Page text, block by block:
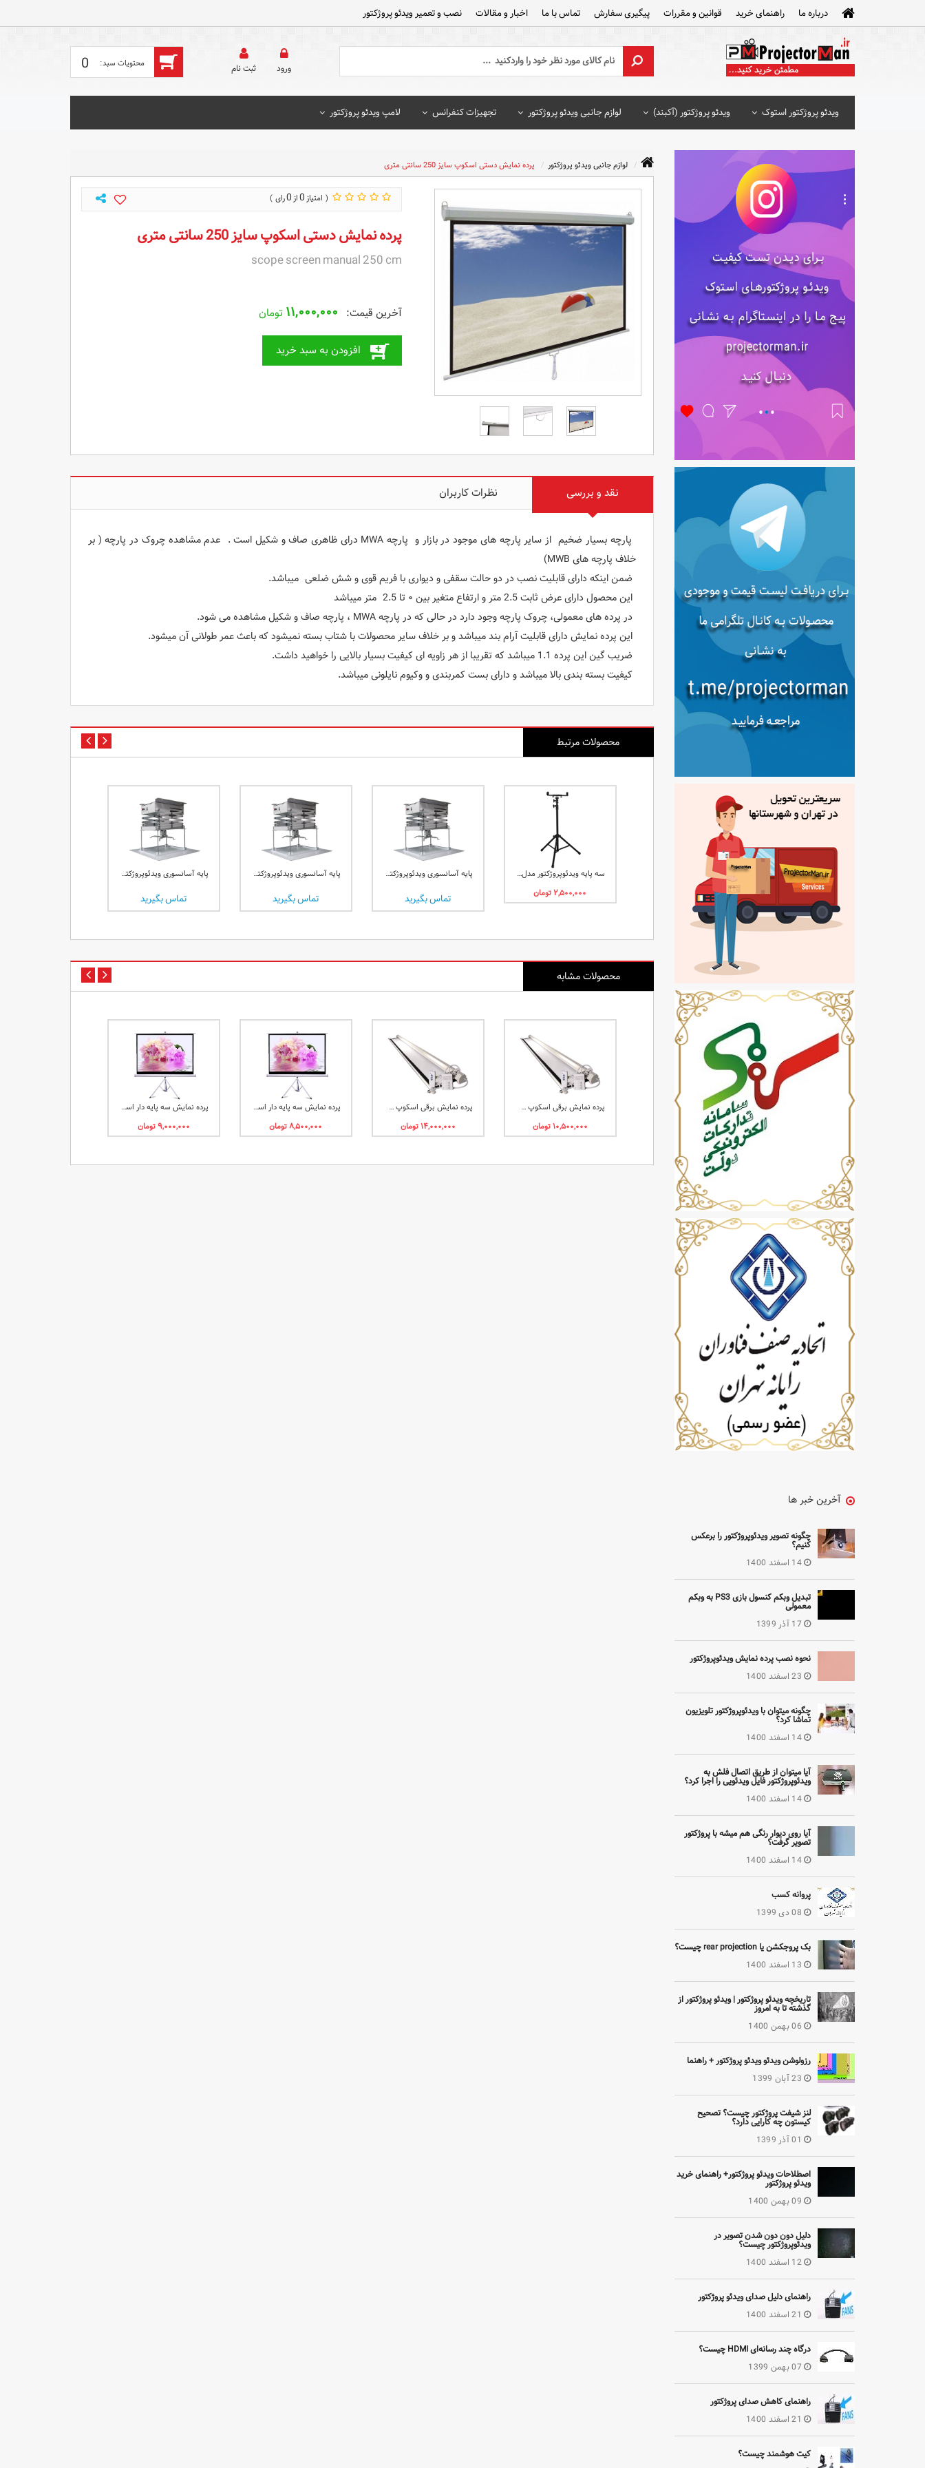
درباره ما راهنمای خرید قوانین و مقررات پیگیری سفارش تماس با ما اخبار و مقالات نصب و تعمیر ویدئو پروژکتور
0 ورود ثبت‌ نام
ویدئو پروژکتور استوک ویدئو پروژکتور (آکبند) لوازم جانبی ویدئو پروژکتور تجهیزات کنفرانس لامپ ویدئو پروژکتور
آخرین خبر ها
چگونه تصویر ویدئوپروژکتور را برعکس
کنیم؟
14 اسفند 1400
تبدیل وبکم کنسول بازی PS3 به وبکم
معمولی
17 آذر 1399
نحوه نصب پرده نمایش ویدئوپروژکتور
23 اسفند 1400
چگونه میتوان با ویدئوپروژکتور تلویزیون
تماشا کرد؟
14 اسفند 1400
آیا میتوان از طریق اتصال فلش به
ویدئوپروژکتور فایل ویدئویی را اجرا کرد؟
14 اسفند 1400
آیا روی دیوار رنگی هم میشه با پروژکتور
تصویر گرفت؟
14 اسفند 1400
پروانه کسب
08 دی 1399
بک پروجکشن یا rear projection چیست؟
13 اسفند 1400
تاریخچه ویدئو پروژکتور | ویدئو پروژکتور از
گذشته تا به امروز
06 بهمن 1400
رزولوشن ویدئو ویدئو پروژکتور + راهنما
23 آبان 1399
لنز شیفت پروژکتور چیست؟ تصحیح
کیستون چه کارایی دارد؟
01 آذر 1399
اصطلاحات ویدئو پروژکتور+ راهنمای خرید
ویدئو پروژکتور
09 بهمن 1400
دلیل دون دون شدن تصویر در
ویدئوپروژکتور چیست؟
12 اسفند 1400
راهنمای دلیل صدای ویدئو پروژکتور
21 اسفند 1400
درگاه چند رسانه‌ای HDMI چیست؟
07 بهمن 1399
راهنمای کاهش صدای پروژکتور
21 اسفند 1400
کیت هوشمند چیست؟
لوازم جانبی ویدئو پروژکتور پرده نمایش دستی اسکوپ سایز 250 سانتی متری
0
0
پرده نمایش دستی اسکوپ سایز 250 سانتی متری
scope screen manual 250 cm
۱۱,۰۰۰,۰۰۰ تومان
افزودن به سبد خرید
نقد و بررسی نظرات کاربران
پارچه بسیار ضخیم از سایر پارچه های موجود در بازار و پارچه MWA درای ظاهری صاف و شکیل است . عدم مشاهده چروک در پارچه ( بر
خلاف پارچه های MWB)
ضمن اینکه دارای قابلیت نصب در دو حالت سقفی و دیواری با فریم قوی و شش ضلعی میباشد.
این محصول دارای عرض ثابت 2.5 متر و ارتفاع متغیر بین ۰ تا 2.5 متر میباشد
در پرده های معمولی، چروک پارچه وجود دارد در حالی که در پارچه MWA ، پارچه صاف و شکیل مشاهده می شود.
این پرده نمایش دارای قابلیت آرام بند میباشد و بر خلاف سایر محصولات با شتاب بسته نمیشود که باعث عمر طولانی آن میشود.
ضریب گین این پرده 1.1 میباشد که تقریبا از هر زاویه ای کیفیت بسیار بالایی را خواهید داشت.
کیفیت بسته بندی بالا میباشد و دارای بست کمربندی و وکیوم نایلونی میباشد.
محصولات مرتبط
تماس بگیرید
سه پایه ویدئوپروژکتور مدل موزیک استند پایه آسانسوری ویدئوپروژکتور یک متری اسکوپ
تماس بگیرید
پایه آسانسوری ویدئوپروژکتور 1.5 متری اسکوپ
تماس بگیرید
پایه آسانسوری ویدئوپروژکتور 2 متری اسکوپ
تماس بگیرید
محصولات مشابه
تمام شد
پرده نمایش برقی اسکوپ سایز 2 متری پرده نمایش برقی اسکوپ سایز 3 متری فرمت 4:3 پرده نمایش سه پایه دار اسکوپ سایز 180 سانتی متری پرده نمایش سه پایه دار اسکوپ سایز 2*2 متری